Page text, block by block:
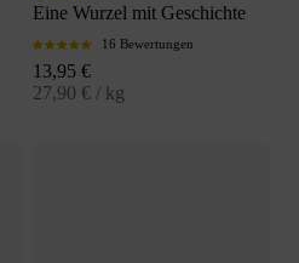
Eine Wurzel mit Geschichte
16 Bewertungen
Angebot
13,95 €
27,90 € / kg